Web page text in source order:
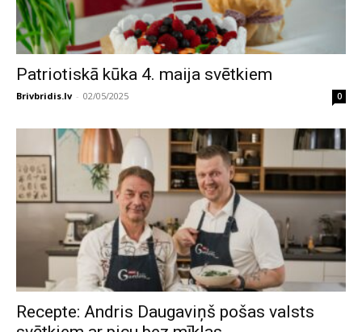
Patriotiskā kūka 4. maija svētkiem
Brivbridis.lv - 02/05/2025 0
Recepte: Andris Daugaviņš pošas valsts